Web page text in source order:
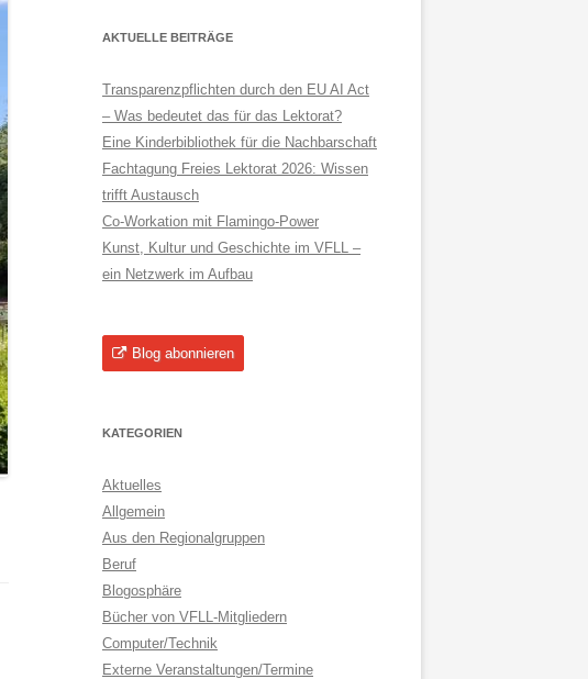
AKTUELLE BEITRÄGE
Transparenzpflichten durch den EU AI Act
– Was bedeutet das für das Lektorat?
Eine Kinderbibliothek für die Nachbarschaft
Fachtagung Freies Lektorat 2026: Wissen
trifft Austausch
Co-Workation mit Flamingo-Power
Kunst, Kultur und Geschichte im VFLL –
ein Netzwerk im Aufbau
Blog abonnieren
KATEGORIEN
Aktuelles
Allgemein
Aus den Regionalgruppen
Beruf
Blogosphäre
Bücher von VFLL-Mitgliedern
Computer/Technik
Externe Veranstaltungen/Termine